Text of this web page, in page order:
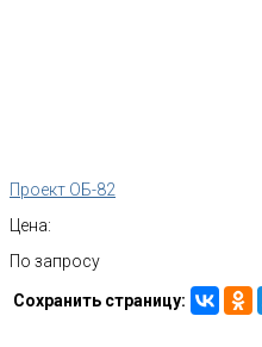
Проект ОБ-82
Цена:
По запросу
Сохранить страницу: